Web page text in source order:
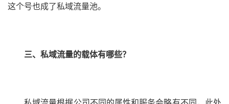
这个号也成了私域流量池。
三、私域流量的载体有哪些？